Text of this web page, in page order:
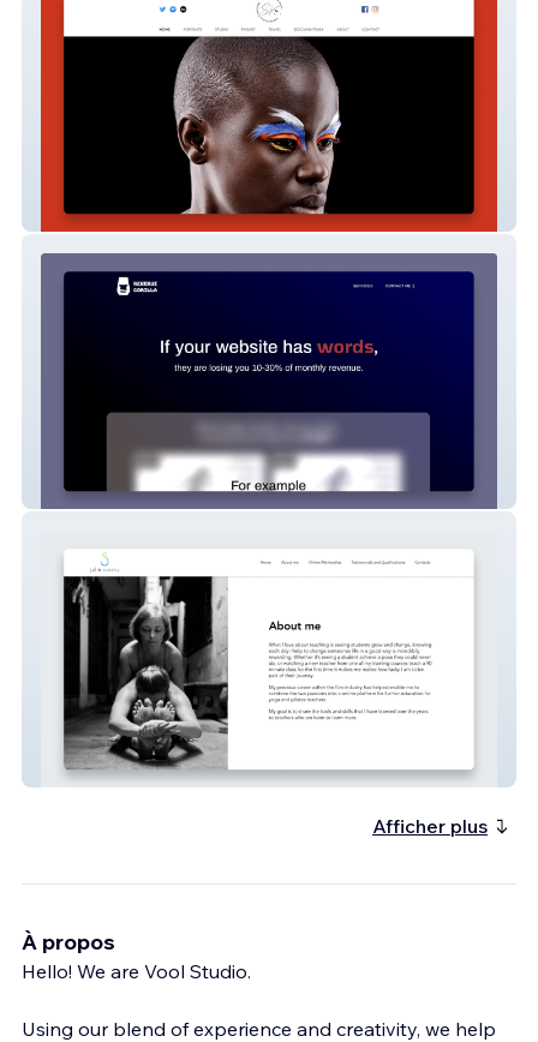
Sunil Krishna
Revenue Gorilla
Yoga
Afficher plus
À propos
Hello! We are Vool Studio.
Using our blend of experience and creativity, we help